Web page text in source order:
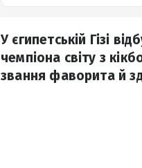
У єгипетській Гізі
чемпіона світу з
звання фаворита й